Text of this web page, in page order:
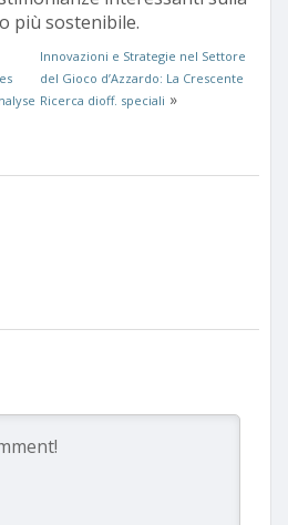
più sostenibile.
Innovazioni e Strategie nel Settore
del Gioco d’Azzardo: La Crescente
Ricerca dioff. speciali »